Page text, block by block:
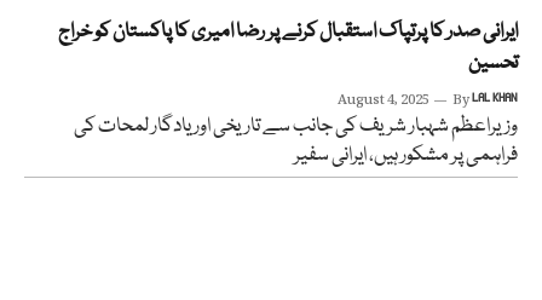
ایرانی صدر کا پرتپاک استقبال کرنے پر رضا امیری کا پاکستان کو خراج
تحسین
August 4, 2025 ByLAL KHAN
وزیراعظم شہبار شریف کی جانب سے تاریخی اور یادگار لمحات کی
فراہمی پر مشکور ہیں، ایرانی سفیر